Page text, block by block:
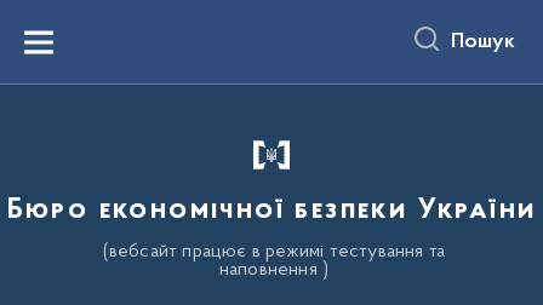
вмістуMenu Пошук
Бюро економічної безпеки України
(вебсайт працює в режимі тестування та
наповнення )